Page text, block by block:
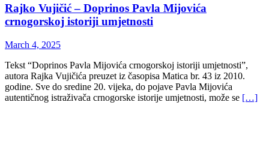
Rajko Vujičić – Doprinos Pavla Mijovića
crnogorskoj istoriji umjetnosti
March 4, 2025
Tekst “Doprinos Pavla Mijovića crnogorskoj istoriji umjetnosti”,
autora Rajka Vujičića preuzet iz časopisa Matica br. 43 iz 2010.
godine. Sve do sredine 20. vijeka, do pojave Pavla Mijovića
autentičnog istraživača crnogorske istorije umjetnosti, može se […]